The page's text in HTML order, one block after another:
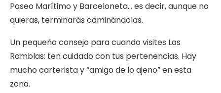
Paseo Marítimo y Barceloneta… es decir, aunque no
quieras, terminarás caminándolas.
Un pequeño consejo para cuando visites Las
Ramblas: ten cuidado con tus pertenencias. Hay
mucho carterista y “amigo de lo ajeno” en esta
zona.